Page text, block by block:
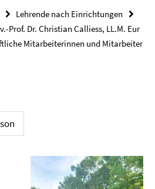
Lehrende nach Einrichtungen
Prof. Dr. Christian Calliess, LL.M. Eur
Mitarbeiterinnen und Mitarbeiter